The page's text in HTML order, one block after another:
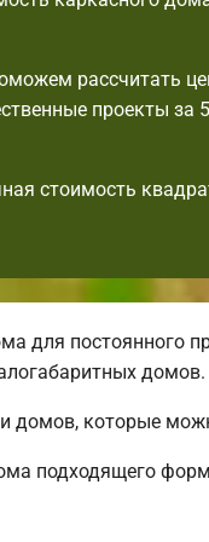
рассчитать
проекты за
стоимость
для постоянного
домов.
домов, которые
подходящего